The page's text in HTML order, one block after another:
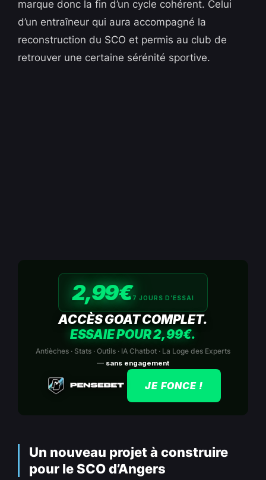
marque donc la fin d’un cycle cohérent. Celui
d’un entraîneur qui aura accompagné la
reconstruction du SCO et permis au club de
retrouver une certaine sérénité sportive.
2,99€7 JOURS D’ESSAI
ACCÈS GOAT COMPLET.
ESSAIE POUR 2,99€.
Antièches · Stats · Outils · IA Chatbot · La Loge des Experts
— sans engagement
JE FONCE !
Un nouveau projet à construire
pour le SCO d’Angers